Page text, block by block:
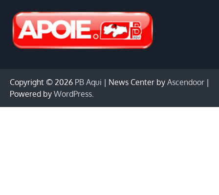
Copyright © 2026 PB Aqui | News Center by Ascendoor |
Powered by WordPress.